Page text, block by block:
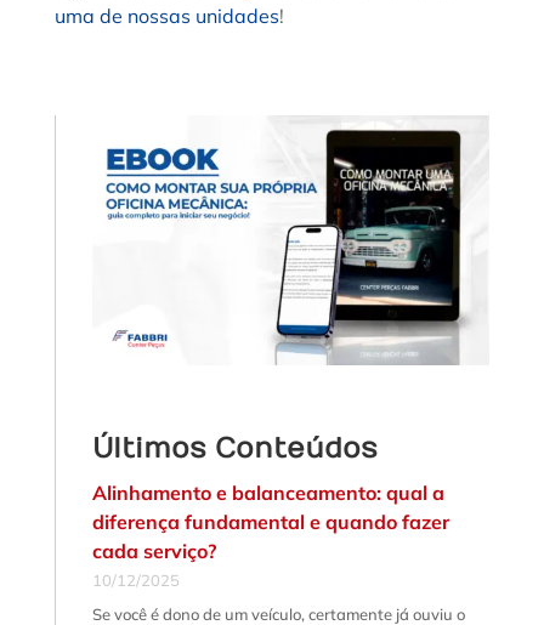
uma de nossas unidades!
Últimos Conteúdos
Alinhamento e balanceamento: qual a
diferença fundamental e quando fazer
cada serviço?
10/12/2025
Se você é dono de um veículo, certamente já ouviu o